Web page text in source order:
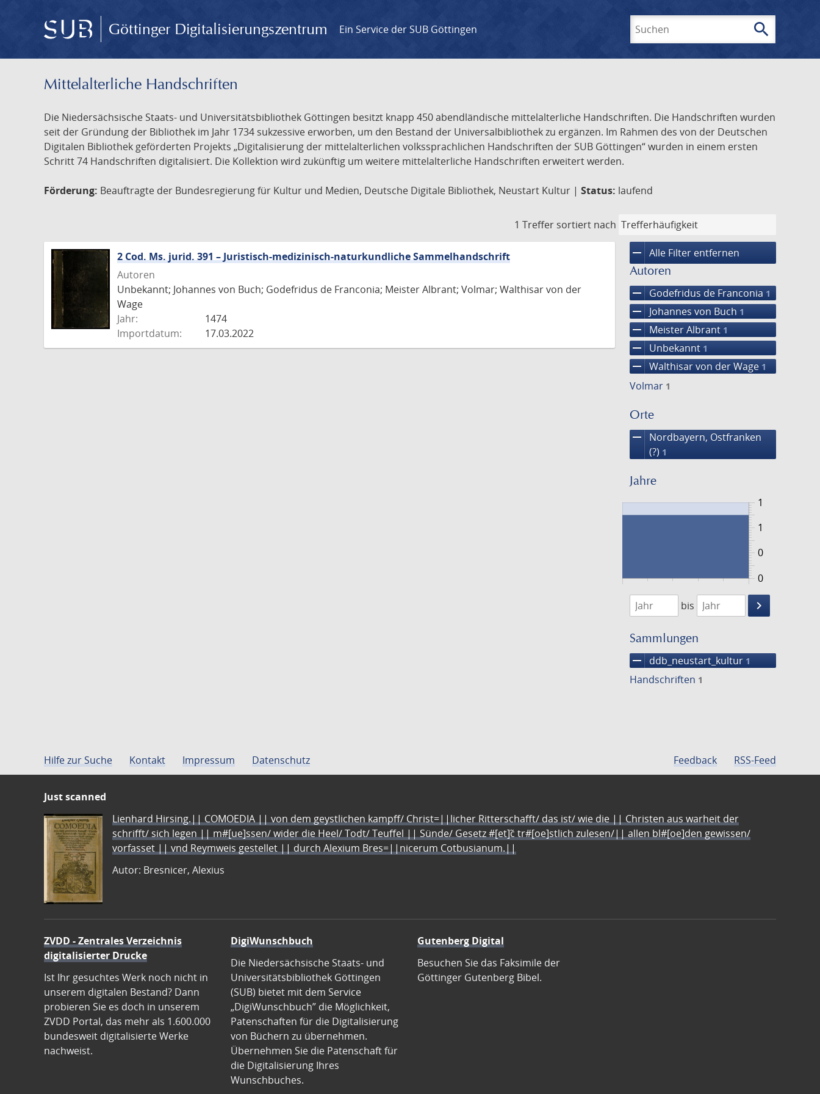
Göttinger Digitalisierungszentrum Ein Service der SUB Göttingen search
Mittelalterliche Handschriften
Die Niedersächsische Staats- und Universitätsbibliothek Göttingen besitzt knapp 450 abendländische mittelalterliche Handschriften. Die Handschriften wurden
seit der Gründung der Bibliothek im Jahr 1734 sukzessive erworben, um den Bestand der Universalbibliothek zu ergänzen. Im Rahmen des von der Deutschen
Digitalen Bibliothek geförderten Projekts „Digitalisierung der mittelalterlichen volkssprachlichen Handschriften der SUB Göttingen“ wurden in einem ersten
Schritt 74 Handschriften digitalisiert. Die Kollektion wird zukünftig um weitere mittelalterliche Handschriften erweitert werden.
Förderung: Beauftragte der Bundesregierung für Kultur und Medien, Deutsche Digitale Bibliothek, Neustart Kultur | Status: laufend
1 Treffer sortiert nach
remove Alle Filter entfernen
Autoren
remove Godefridus de Franconia 1
remove Johannes von Buch 1
remove Meister Albrant 1
remove Unbekannt 1
remove Walthisar von der Wage 1
Volmar 1
Orte
remove
Nordbayern, Ostfranken
(?) 1
Jahre
0
1
0
1
1474
1475
bis
keyboard_arrow_right
Suche
Sammlungen
remove ddb_neustart_kultur 1
Handschriften 1
2 Cod. Ms. jurid. 391 – Juristisch-medizinisch-naturkundliche Sammelhandschrift
Autoren
Unbekannt; Johannes von Buch; Godefridus de Franconia; Meister Albrant; Volmar; Walthisar von der
Wage
Jahr:
1474
Importdatum:
17.03.2022
Hilfe zur Suche Kontakt Impressum Datenschutz Feedback RSS-Feed
Just scanned
Lienhard Hirsing.|| COMOEDIA || von dem geystlichen kampff/ Christ=||licher Ritterschafft/ das ist/ wie die || Christen aus warheit der
schrifft/ sich legen || m#[ue]ssen/ wider die Heel/ Todt/ Teuffel || Sünde/ Gesetz #[et]c̃ tr#[oe]stlich zulesen/|| allen bl#[oe]den gewissen/
vorfasset || vnd Reymweis gestellet || durch Alexium Bres=||nicerum Cotbusianum.||
Autor: Bresnicer, Alexius
ZVDD - Zentrales Verzeichnis
digitalisierter Drucke
Ist Ihr gesuchtes Werk noch nicht in
unserem digitalen Bestand? Dann
probieren Sie es doch in unserem
ZVDD Portal, das mehr als 1.600.000
bundesweit digitalisierte Werke
nachweist.
DigiWunschbuch
Die Niedersächsische Staats- und
Universitätsbibliothek Göttingen
(SUB) bietet mit dem Service
„DigiWunschbuch” die Möglichkeit,
Patenschaften für die Digitalisierung
von Büchern zu übernehmen.
Übernehmen Sie die Patenschaft für
die Digitalisierung Ihres
Wunschbuches.
Gutenberg Digital
Besuchen Sie das Faksimile der
Göttinger Gutenberg Bibel.